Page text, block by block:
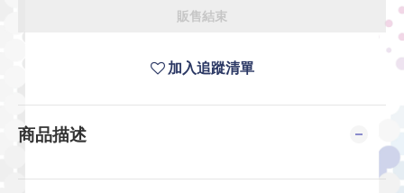
販售結束
加入追蹤清單
商品描述